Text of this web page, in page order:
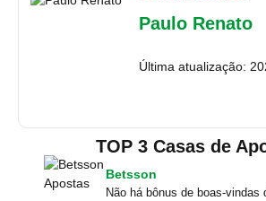
Paulo Renato
Última atualização:
TOP 3 Casas de
Betsson
Não há bônus de boas-vindas